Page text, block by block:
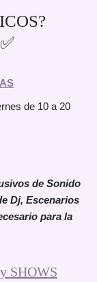
de 10 a 20
de Sonido
Dj, Escenarios
para la
SHOWS